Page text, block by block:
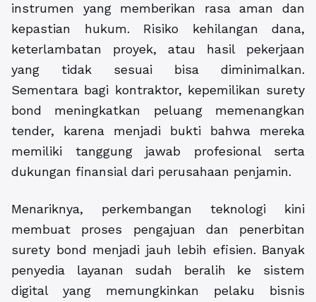
instrumen yang memberikan rasa aman dan
kepastian hukum. Risiko kehilangan dana,
keterlambatan proyek, atau hasil pekerjaan
yang tidak sesuai bisa diminimalkan.
Sementara bagi kontraktor, kepemilikan surety
bond meningkatkan peluang memenangkan
tender, karena menjadi bukti bahwa mereka
memiliki tanggung jawab profesional serta
dukungan finansial dari perusahaan penjamin.
Menariknya, perkembangan teknologi kini
membuat proses pengajuan dan penerbitan
surety bond menjadi jauh lebih efisien. Banyak
penyedia layanan sudah beralih ke sistem
digital yang memungkinkan pelaku bisnis